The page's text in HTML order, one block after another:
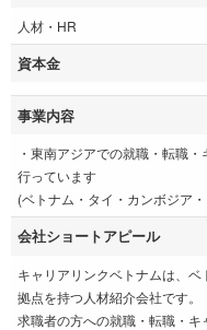
人材・HR
資本金
事業内容
・東南アジアでの就職・転職
行っています
(ベトナム・タイ・カンボジア
会社ショートアピール
キャリアリンクベトナムは、
拠点を持つ人材紹介会社です。
求職者の方への就職・転職・